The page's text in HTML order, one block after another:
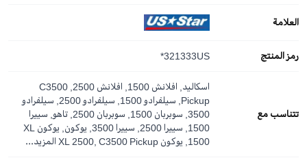
العلامة
رمز المنتج 321333US*
تتناسب مع
اسكاليد, افلانش 1500, افلانش 2500, C3500
Pickup, سيلفرادو 1500, سيلفرادو 2500, سيلفرادو
3500, سوبربان 1500, سوبربان 2500, تاهو, سييرا
1500, سييرا 2500, سييرا 3500, يوكون, يوكون XL
1500, يوكون XL 2500, C3500 Pickup
المزيد...